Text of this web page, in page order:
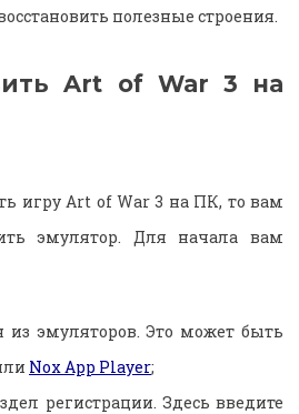
полезные строения.
Art of War 3 на
игру Art of War 3 на ПК, то вам
эмулятор. Для начала вам
из эмуляторов. Это может быть
Nox App Player;
регистрации. Здесь введите